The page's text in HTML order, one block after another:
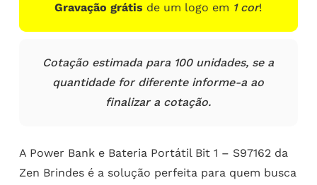
Gravação grátis de um logo em 1 cor!
Cotação estimada para 100 unidades, se a
quantidade for diferente informe-a ao
finalizar a cotação.
A Power Bank e Bateria Portátil Bit 1 – S97162 da
Zen Brindes é a solução perfeita para quem busca